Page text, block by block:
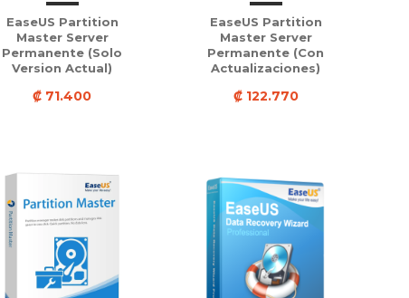
EaseUS Partition
Master Server
Permanente (solo
Version Actual)
₡ 71.400
EaseUS Partition
Master Server
Permanente (con
Actualizaciones)
₡ 122.770